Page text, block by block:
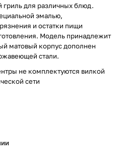
гриль для различных блюд.
эмалью,
и остатки пищи
Модель принадлежит
матовый корпус дополнен
стали.
не комплектуются вилкой
сети